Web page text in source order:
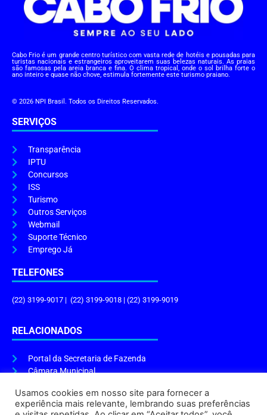
Cabo Frio é um grande centro turístico com vasta rede de hotéis e pousadas para
turistas nacionais e estrangeiros aproveitarem suas belezas naturais. As praias
são famosas pela areia branca e fina. O clima tropical, onde o sol brilha forte o
ano inteiro e quase não chove, estimula fortemente este turismo praiano.
© 2026 NPI Brasil. Todos os Direitos Reservados.
SERVIÇOS
Transparência
IPTU
Concursos
ISS
Turismo
Outros Serviços
Webmail
Suporte Técnico
Emprego Já
TELEFONES
(22) 3199-9017 | (22) 3199-9018 | (22) 3199-9019
RELACIONADOS
Portal da Secretaria de Fazenda
Câmara Municipal
ENDEREÇO E HORÁRIO
Usamos cookies em nosso site para fornecer a
experiência mais relevante, lembrando suas preferências